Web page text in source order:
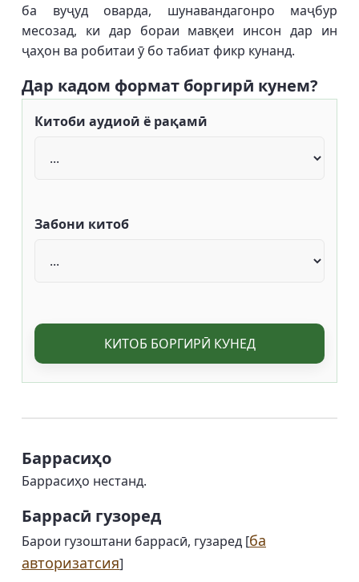
ба вуҷуд оварда, шунавандагонро маҷбур
месозад, ки дар бораи мавқеи инсон дар ин
ҷаҳон ва робитаи ӯ бо табиат фикр кунанд.
Дар кадом формат боргирӣ кунем?
Китоби аудиоӣ ё рақамӣ
Забони китоб
КИТОБ БОРГИРӢ КУНЕД
Баррасиҳо
Баррасиҳо нестанд.
Баррасӣ гузоред
Барои гузоштани баррасӣ, гузаред [ба
авторизатсия]